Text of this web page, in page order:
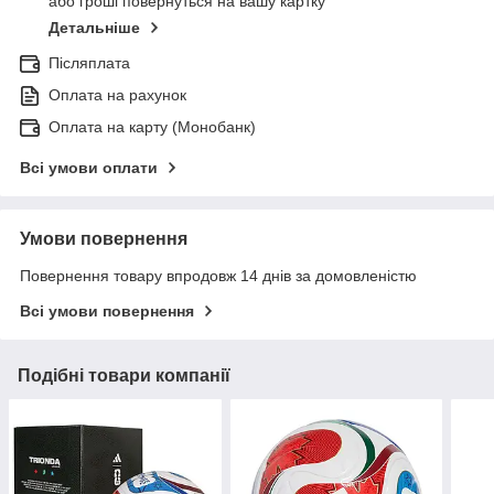
Детальніше
Післяплата
Оплата на рахунок
Оплата на карту (Монобанк)
Всі умови оплати
Умови повернення
Повернення товару впродовж 14 днів за домовленістю
Всі умови повернення
Подібні товари компанії